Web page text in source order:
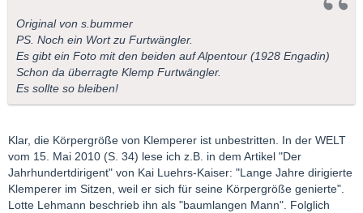
Original von s.bummer
PS. Noch ein Wort zu Furtwängler.
Es gibt ein Foto mit den beiden auf Alpentour (1928 Engadin)
Schon da überragte Klemp Furtwängler.
Es sollte so bleiben!
Klar, die Körpergröße von Klemperer ist unbestritten. In der WELT
vom 15. Mai 2010 (S. 34) lese ich z.B. in dem Artikel "Der
Jahrhundertdirigent" von Kai Luehrs-Kaiser: "Lange Jahre dirigierte
Klemperer im Sitzen, weil er sich für seine Körpergröße genierte".
Lotte Lehmann beschrieb ihn als "baumlangen Mann". Folglich